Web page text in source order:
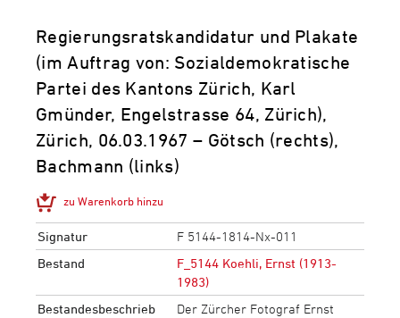
Regierungsratskandidatur und Plakate
(im Auftrag von: Sozialdemokratische
Partei des Kantons Zürich, Karl
Gmünder, Engelstrasse 64, Zürich),
Zürich, 06.03.1967 – Götsch (rechts),
Bachmann (links)
zu Warenkorb hinzu
Signatur
F 5144-1814-Nx-011
Bestand
F_5144 Koehli, Ernst (1913-
1983)
Bestandesbeschrieb
Der Zürcher Fotograf Ernst